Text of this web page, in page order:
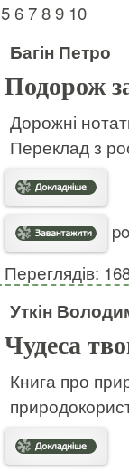
56789 10
Багін Петро
Подорож
Дорожні
Переклад з
Переглядів:
Уткін
Чудеса
Книга про